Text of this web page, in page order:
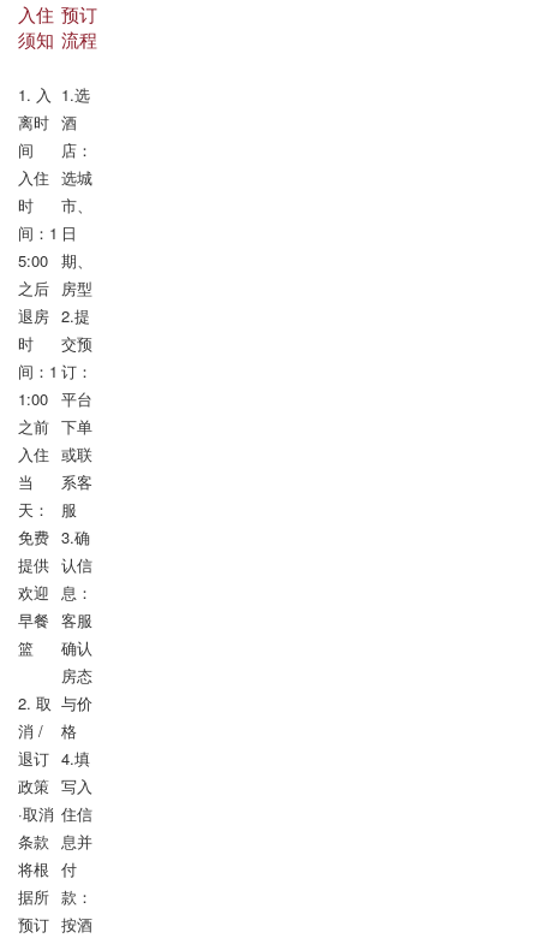
入住
须知
1. 入
离时
间
入住
时
间：1
5:00
之后
退房
时
间：1
1:00
之前
入住
当
天：
免费
提供
欢迎
早餐
篮
2. 取
消 /
退订
政策
·取消
条款
将根
据所
预订
预订
流程
1.选
酒
店：
选城
市、
日
期、
房型
2.提
交预
订：
平台
下单
或联
系客
服
3.确
认信
息：
客服
确认
房态
与价
格
4.填
写入
住信
息并
付
款：
按酒